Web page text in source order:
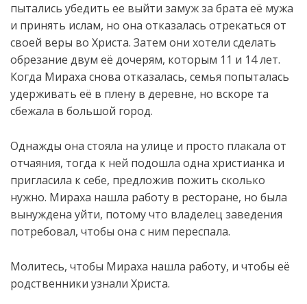
пытались убедить ее выйти замуж за брата её мужа
и принять ислам, но она отказалась отрекаться от
своей веры во Христа. Затем они хотели сделать
обрезание двум её дочерям, которым 11 и 14 лет.
Когда Мираха снова отказалась, семья попыталась
удерживать её в плену в деревне, но вскоре та
сбежала в большой город.
Однажды она стояла на улице и просто плакала от
отчаяния, тогда к ней подошла одна христианка и
пригласила к себе, предложив пожить сколько
нужно. Мираха нашла работу в ресторане, но была
вынуждена уйти, потому что владелец заведения
потребовал, чтобы она с ним переспала.
Молитесь, чтобы Мираха нашла работу, и чтобы её
родственники узнали Христа.